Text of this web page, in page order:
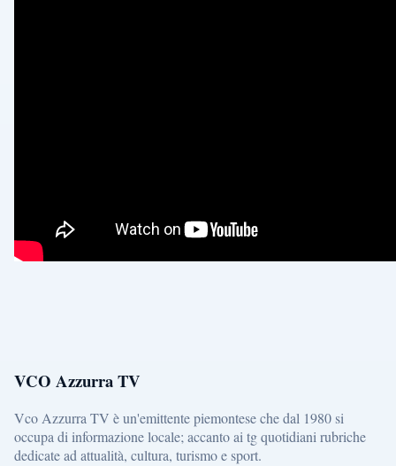
VCO Azzurra TV
Vco Azzurra TV è un'emittente piemontese che dal 1980 si
occupa di informazione locale; accanto ai tg quotidiani rubriche
dedicate ad attualità, cultura, turismo e sport.